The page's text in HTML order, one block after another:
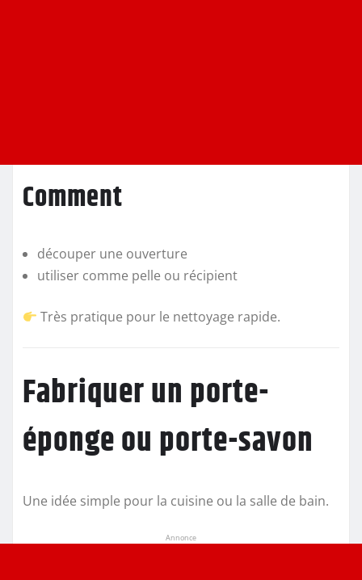
Comment
découper une ouverture
utiliser comme pelle ou récipient
Très pratique pour le nettoyage rapide.
Fabriquer un porte-
éponge ou porte-savon
Une idée simple pour la cuisine ou la salle de bain.
Annonce